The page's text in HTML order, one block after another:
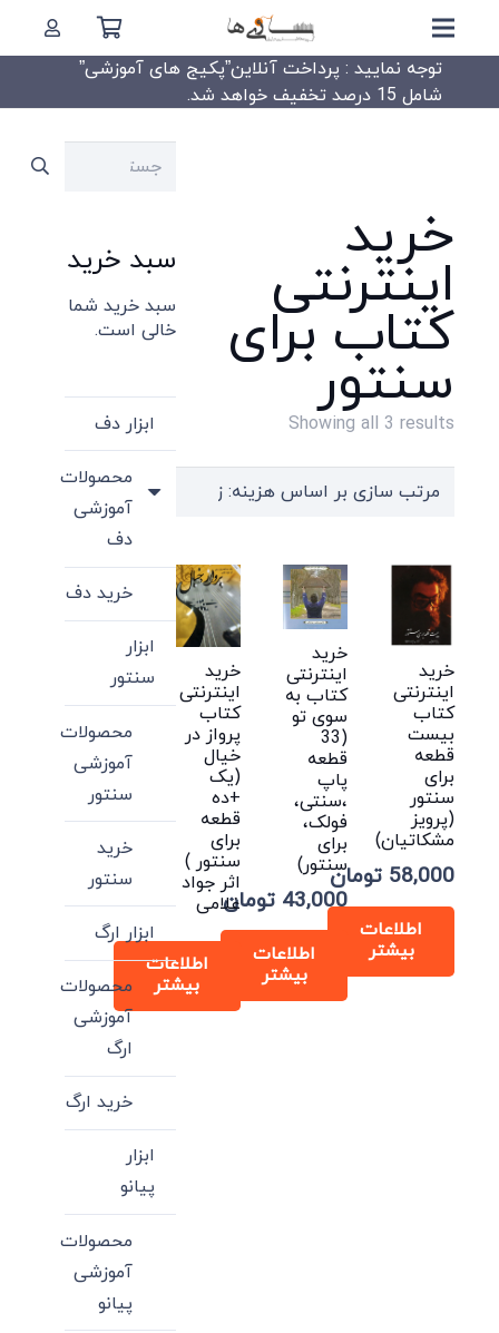
توجه نمایید : پرداخت آنلاین”پکیج های آموزشی”
شامل 15 درصد تخفیف خواهد شد.
خرید
اینترنتی
کتاب برای
سنتور
Showing all 3 results
Sorted
price:
low
خرید
اینترنتی
کتاب
بیست
قطعه
برای
سنتور
(پرویز
مشکاتیان)
58,000 تومان
اطلاعات
بیشتر
خرید
اینترنتی
کتاب به
سوی تو
(33
قطعه
پاپ
،سنتی،
فولک،
برای
سنتور)
43,000 تومان
اطلاعات
بیشتر
خرید
اینترنتی
کتاب
پرواز در
خیال
(یک
+ده
قطعه
برای
سنتور )
اثر جواد
غلامی
اطلاعات
بیشتر
جستجو
سبد خرید
سبد خرید شما
خالی است.
ابزار دف
محصولات
آموزشی
دف
خرید دف
ابزار
سنتور
محصولات
آموزشی
سنتور
خرید
سنتور
ابزار ارگ
محصولات
آموزشی
ارگ
خرید ارگ
ابزار
پیانو
محصولات
آموزشی
پیانو